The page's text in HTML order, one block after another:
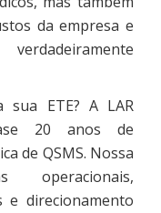
da empresa e
sua ETE? A LAR
20 anos de
de QSMS. Nossa
operacionais,
e direcionamento